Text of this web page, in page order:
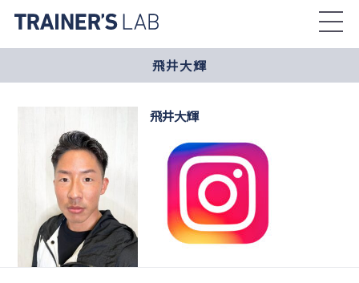
the
飛井大輝
飛井大輝